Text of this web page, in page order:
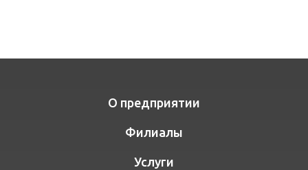
О предприятии
Филиалы
Услуги